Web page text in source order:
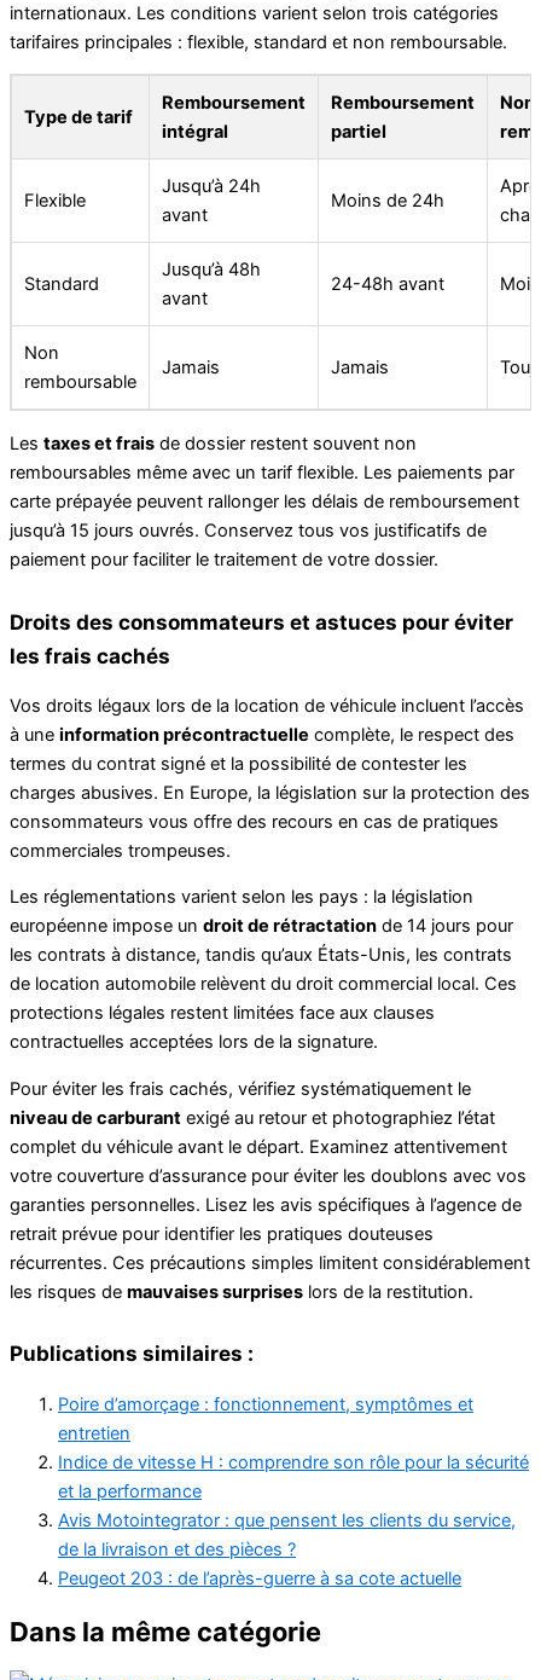
internationaux. Les conditions varient selon trois catégories
tarifaires principales : flexible, standard et non remboursable.
Type de tarif
Remboursement
intégral
Remboursement
partiel
Non
Flexible
Jusqu’à 24h
avant
Moins de 24h
Standard
Jusqu’à 48h
avant
24-48h avant
Non
remboursable
Jamais Jamais
Les taxes et frais de dossier restent souvent non
remboursables même avec un tarif flexible. Les paiements par
carte prépayée peuvent rallonger les délais de remboursement
jusqu’à 15 jours ouvrés. Conservez tous vos justificatifs de
paiement pour faciliter le traitement de votre dossier.
Droits des consommateurs et astuces pour éviter
les frais cachés
Vos droits légaux lors de la location de véhicule incluent l’accès
à une information précontractuelle complète, le respect des
termes du contrat signé et la possibilité de contester les
charges abusives. En Europe, la législation sur la protection des
consommateurs vous offre des recours en cas de pratiques
commerciales trompeuses.
Les réglementations varient selon les pays : la législation
européenne impose un droit de rétractation de 14 jours pour
les contrats à distance, tandis qu’aux États-Unis, les contrats
de location automobile relèvent du droit commercial local. Ces
protections légales restent limitées face aux clauses
contractuelles acceptées lors de la signature.
Pour éviter les frais cachés, vérifiez systématiquement le
niveau de carburant exigé au retour et photographiez l’état
complet du véhicule avant le départ. Examinez attentivement
votre couverture d’assurance pour éviter les doublons avec vos
garanties personnelles. Lisez les avis spécifiques à l’agence de
retrait prévue pour identifier les pratiques douteuses
récurrentes. Ces précautions simples limitent considérablement
les risques de mauvaises surprises lors de la restitution.
Publications similaires :
Poire d’amorçage : fonctionnement, symptômes et
entretien
Indice de vitesse H : comprendre son rôle pour la sécurité
et la performance
Avis Motointegrator : que pensent les clients du service,
de la livraison et des pièces ?
Peugeot 203 : de l’après-guerre à sa cote actuelle
Dans la même catégorie